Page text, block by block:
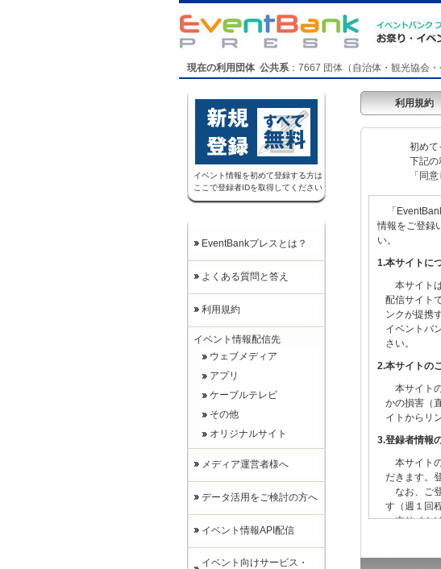
現在の利用団体 公共系： 7667 団体（自治体・観光協会
イベント情報を初めて登録する方は
ここで登録者IDを取得してください
EventBankプレスとは？
よくある質問と答え
利用規約
イベント情報配信先
ウェブメディア
アプリ
ケーブルテレビ
その他
オリジナルサイト
メディア運営者様へ
データ活用をご検討の方へ
イベント情報API配信
イベント向けサービス・
利用規約
初めて
下記の
「同